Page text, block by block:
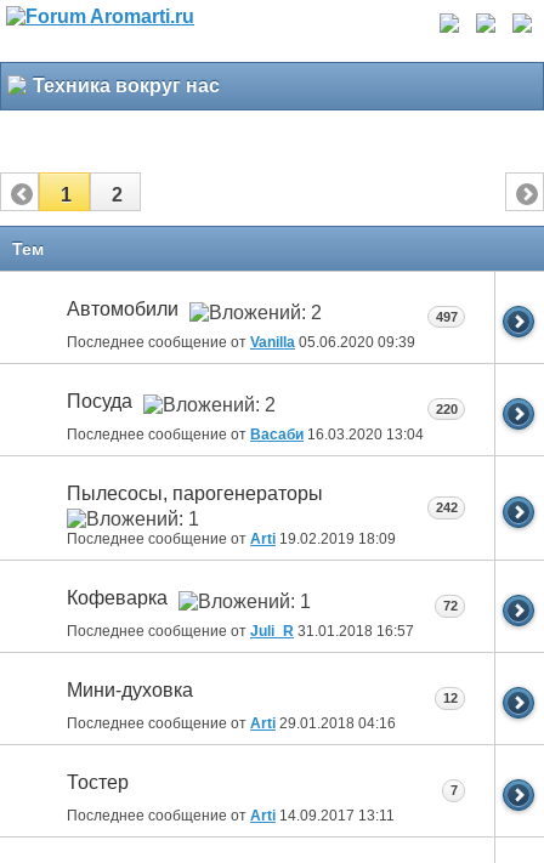
Техника вокруг нас
1 2
Тем
Автомобили
Последнее сообщение от Vanilla 05.06.2020 09:39
497
Посуда
Последнее сообщение от Васаби 16.03.2020 13:04
220
Пылесосы, парогенераторы
Последнее сообщение от Arti 19.02.2019 18:09
242
Кофеварка
Последнее сообщение от Juli_R 31.01.2018 16:57
72
Мини-духовка
Последнее сообщение от Arti 29.01.2018 04:16
12
Тостер
Последнее сообщение от Arti 14.09.2017 13:11
7